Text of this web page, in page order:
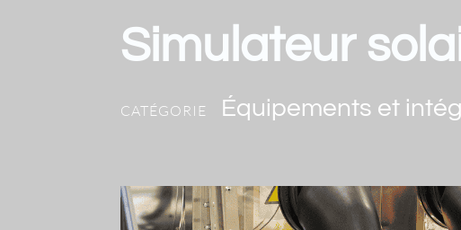
Simulateur
CATÉGORIE Équipements et